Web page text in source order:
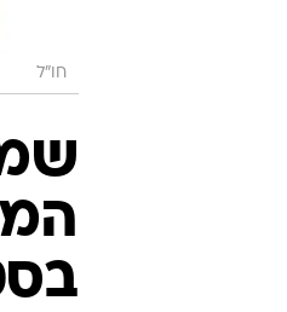
חו"ל